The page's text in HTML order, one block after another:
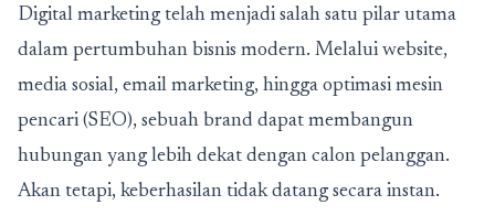
Digital marketing telah menjadi salah satu pilar utama
dalam pertumbuhan bisnis modern. Melalui website,
media sosial, email marketing, hingga optimasi mesin
pencari (SEO), sebuah brand dapat membangun
hubungan yang lebih dekat dengan calon pelanggan.
Akan tetapi, keberhasilan tidak datang secara instan.